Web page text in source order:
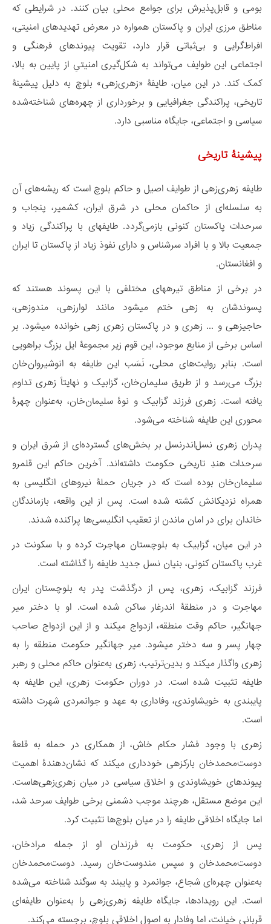
بومی و قابل‌پذیرش برای جوامع محلی بیان کنند. در شرایطی که
مناطق مرزی ایران و پاکستان همواره در معرض تهدیدهای امنیتی،
افراط‌گرایی و بی‌ثباتی قرار دارد‌، تقویت پیوندهای فرهنگی و
اجتماعی این طوایف می‌تواند به شکل‌گیری امنیتیِ از پایین به بالا،
کمک کند. در این میان، طایفۀ «زهری‌زهی» بلوچ به دلیل پیشینۀ
تاریخی، پراکندگی جغرافیایی و برخورداری از چهره‌های شناخته‌شده
سیاسی و اجتماعی، جایگاه مناسبی دارد.
پیشینۀ تاریخی
طایفه زهری‌زهی از طوایف اصیل و حاکم بلوچ است که ریشه‌های آن
به سلسله‌ای از حاکمان محلی در شرق ایران، کشمیر، پنجاب و
سرحدات پاکستان کنونی بازمی‌گردد. طایفهای با پراکندگی زیاد و
جمعیت بالا و با افراد سرشناس و دارای نفوذ زیاد از پاکستان تا ایران
و افغانستان.
در برخی از مناطق تیرههای مختلفی با این پسوند هستند که
پسوندشان به زهی ختم میشود مانند لوارزهی، مندوزهی،
حاجیزهی و ... زهری و در پاکستان زهری زهی خوانده میشود. بر
اساس برخی از منابع موجود، این قوم زیر مجموعۀ ایل بزرگ براهویی
است. بنابر روایت‌های محلی، نَسَب این طایفه به انوشیروان‌خان
بزرگ می‌رسد و از طریق سلیمان‌خان، گزابیک و نهایتاً زهری تداوم
یافته است. زهری فرزند گزابیک و نوۀ سلیمان‌خان، به‌عنوان چهرۀ
محوری این طایفه شناخته می‌شود.
پدران زهری نسل‌اندر‌نسل بر بخش‌های گسترده‌ای از شرق ایران و
سرحدات هندِ تاریخی حکومت داشته‌اند. آخرین حاکم این قلمرو
سلیمان‌خان بوده است که در جریان حملۀ نیروهای انگلیسی به
همراه نزدیکانش کشته شده است. پس از این واقعه، بازماندگان
خاندان برای در امان ماندن از تعقیب انگلیسی‌ها پراکنده شدند.
در این میان، گزابیک به بلوچستان مهاجرت کرده و با سکونت در
غرب پاکستان کنونی، بنیان نسل جدید طایفه را گذاشته است.
فرزند گزابیک، زهری، پس از درگذشت پدر به بلوچستان ایران
مهاجرت و در منطقۀ اندرغار ساکن شده است. او با دختر میر
جهانگیر، حاکم وقت منطقه، ازدواج میکند و از این ازدواج صاحب
چهار پسر و سه دختر میشود. میر جهانگیر حکومت منطقه را به
زهری واگذار میکند و بدین‌ترتیب، زهری به‌عنوان حاکم محلی و رهبر
طایفه تثبیت شده است. در دوران حکومت زهری، این طایفه به
پایبندی به خویشاوندی، وفاداری به عهد و جوانمردی شهرت داشته
است.
زهری با وجود فشار حکام خاش، از همکاری در حمله به قلعۀ
دوست‌محمدخان بارکزهی خودداری میکند که نشان‌دهندۀ اهمیت
پیوندهای خویشاوندی و اخلاق سیاسی در میان زهری‌زهی‌هاست.
این موضع مستقل، هرچند موجب دشمنی برخی طوایف سرحد شد،
اما جایگاه اخلاقی طایفه را در میان بلوچ‌ها تثبیت کرد.
پس از زهری، حکومت به فرزندان او از جمله مرادخان،
دوست‌محمدخان و سپس مندوست‌خان رسید. دوست‌محمدخان
به‌عنوان چهره‌ای شجاع، جوانمرد و پایبند به سوگند شناخته می‌شده
است. این رویدادها، جایگاه طایفه زهری‌زهی را به‌عنوان طایفه‌ای
قربانی خیانت، اما وفادار به اصول اخلاقی بلوچ، برجسته می‌کند.